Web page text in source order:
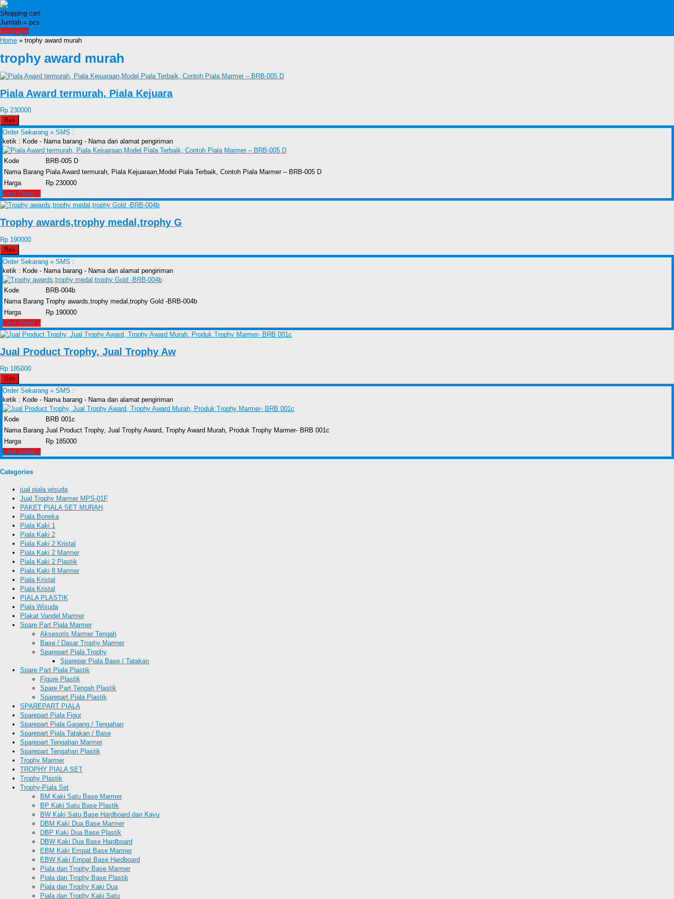
Shopping cart:
Jumlah = pcs
Keranjang
Home » trophy award murah
trophy award murah
Piala Award termurah, Piala Kejuara
Rp 230000
Beli
Order Sekarang » SMS :
ketik : Kode - Nama barang - Nama dan alamat pengiriman
Kode
BRB-005 D
Nama Barang Piala Award termurah, Piala Kejuaraan,Model Piala Terbaik, Contoh Piala Marmer – BRB-005 D
Harga
Rp 230000
Lihat Detail »
Trophy awards,trophy medal,trophy G
Rp 190000
Beli
Order Sekarang » SMS :
ketik : Kode - Nama barang - Nama dan alamat pengiriman
Kode
BRB-004b
Nama Barang Trophy awards,trophy medal,trophy Gold -BRB-004b
Harga
Rp 190000
Lihat Detail »
Jual Product Trophy, Jual Trophy Aw
Rp 185000
Beli
Order Sekarang » SMS :
ketik : Kode - Nama barang - Nama dan alamat pengiriman
Kode
BRB 001c
Nama Barang Jual Product Trophy, Jual Trophy Award, Trophy Award Murah, Produk Trophy Marmer- BRB 001c
Harga
Rp 185000
Lihat Detail »
Categories
jual piala wisuda
Jual Trophy Marmer MPS-01F
PAKET PIALA SET MURAH
Piala Boneka
Piala Kaki 1
Piala Kaki 2
Piala Kaki 2 Kristal
Piala Kaki 2 Marmer
Piala Kaki 2 Plastik
Piala Kaki 8 Marmer
Piala Kristal
Piala Kristal
PIALA PLASTIK
Piala Wisuda
Plakat Vandel Marmer
Spare Part Piala Marmer
Aksesoris Marmer Tengah
Base / Dasar Trophy Marmer
Sparepart Piala Trophy
Sparepar Piala Base / Tatakan
Spare Part Piala Plastik
Figure Plastik
Spare Part Tengah Plastik
Sparepart Piala Plastik
SPAREPART PIALA
Sparepart Piala Figur
Sparepart Piala Gagang / Tengahan
Sparepart Piala Tatakan / Base
Sparepart Tengahan Marmer
Sparepart Tengahan Plastik
Trophy Marmer
TROPHY PIALA SET
Trophy Plastik
Trophy-Piala Set
BM Kaki Satu Base Marmer
BP Kaki Satu Base Plastik
BW Kaki Satu Base Hardboard dan Kayu
DBM Kaki Dua Base Marmer
DBP Kaki Dua Base Plastik
DBW Kaki Dua Base Hardboard
EBM Kaki Empat Base Marmer
EBW Kaki Empat Base Hardboard
Piala dan Trophy Base Marmer
Piala dan Trophy Base Plastik
Piala dan Trophy Kaki Dua
Piala dan Trophy Kaki Satu